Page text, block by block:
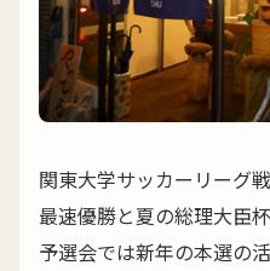
関東大学サッカーリーグ
最速優勝と夏の総理大臣
予選会では新年の本選の